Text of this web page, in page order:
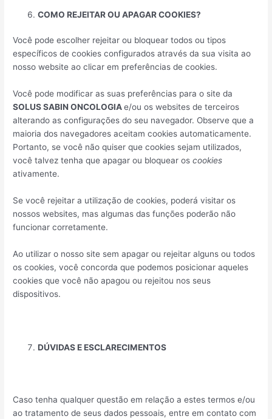
COMO REJEITAR OU APAGAR COOKIES?
Você pode escolher rejeitar ou bloquear todos ou tipos
específicos de cookies configurados através da sua visita ao
nosso website ao clicar em preferências de cookies.
Você pode modificar as suas preferências para o site da
SOLUS SABIN ONCOLOGIAe/ou os websites de terceiros
alterando as configurações do seu navegador. Observe que a
maioria dos navegadores aceitam cookies automaticamente.
Portanto, se você não quiser que cookies sejam utilizados,
você talvez tenha que apagar ou bloquear oscookies
ativamente.
Se você rejeitar a utilização de cookies, poderá visitar os
nossos websites, mas algumas das funções poderão não
funcionar corretamente.
Ao utilizar o nosso site sem apagar ou rejeitar alguns ou todos
os cookies, você concorda que podemos posicionar aqueles
cookies que você não apagou ou rejeitou nos seus
dispositivos.
DÚVIDAS E ESCLARECIMENTOS
Caso tenha qualquer questão em relação a estes termos e/ou
ao tratamento de seus dados pessoais, entre em contato com